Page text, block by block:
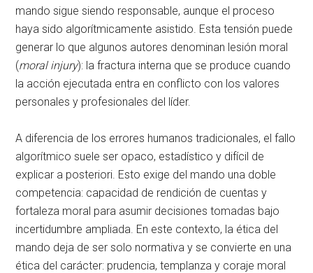
mando sigue siendo responsable, aunque el proceso
haya sido algorítmicamente asistido . Esta tensión puede
generar lo que algunos autores denominan lesión moral
(moral injury): la fractura interna que se produce cuando
la acción ejecutada entra en conflicto con los valores
personales y profesionales del líder.
A diferencia de los errores humanos tradicionales, el fallo
algorítmico suele ser opaco, estadístico y difícil de
explicar a posteriori . Esto exige del mando una doble
competencia: capacidad de rendición de cuentas y
fortaleza moral para asumir decisiones tomadas bajo
incertidumbre ampliada . En este contexto, la ética del
mando deja de ser solo normativa y se convierte en una
ética del carácter: prudencia, templanza y coraje moral